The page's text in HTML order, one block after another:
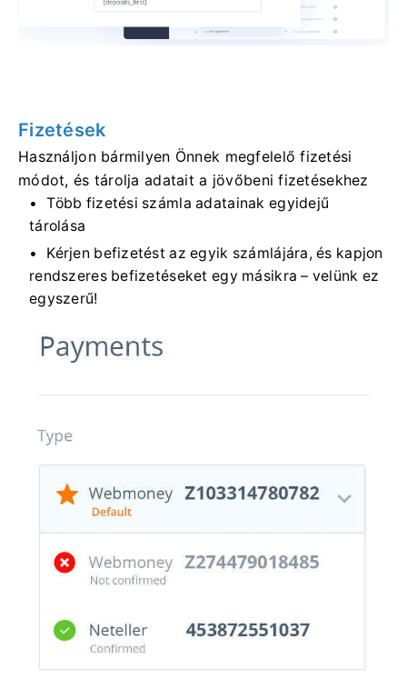
Fizetések
Használjon bármilyen Önnek megfelelő fizetési
módot, és tárolja adatait a jövőbeni fizetésekhez
Több fizetési számla adatainak egyidejű
tárolása
Kérjen befizetést az egyik számlájára, és kapjon
rendszeres befizetéseket egy másikra – velünk ez
egyszerű!